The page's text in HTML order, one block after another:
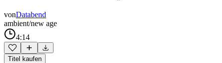
vonDatabend
ambient/new age
4:14
Titel kaufen